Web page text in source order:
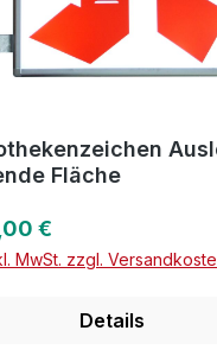
Fläche
Preis:
€
MwSt. zzgl.
Details